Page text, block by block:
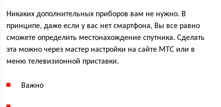
Никаких дополнительных приборов вам не нужно. В
принципе, даже если у вас нет смартфона, Вы все равно
сможете определить местонахождение спутника. Сделать
эта можно через мастер настройки на сайте МТС или в
меню телевизионной приставки.
Важно